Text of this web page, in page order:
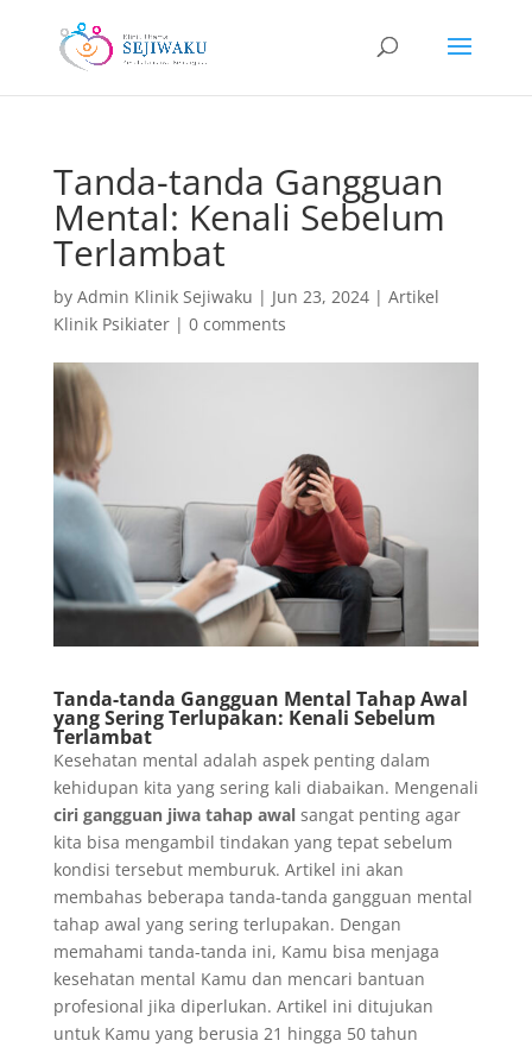
Tanda-tanda Gangguan
Mental: Kenali Sebelum
Terlambat
by Admin Klinik Sejiwaku | Jun 23, 2024| Artikel
Klinik Psikiater| 0 comments
Tanda-tanda Gangguan Mental Tahap Awal
yang Sering Terlupakan: Kenali Sebelum
Terlambat
Kesehatan mental adalah aspek penting dalam
kehidupan kita yang sering kali diabaikan. Mengenali
ciri gangguan jiwa tahap awalsangat penting agar
kita bisa mengambil tindakan yang tepat sebelum
kondisi tersebut memburuk. Artikel ini akan
membahas beberapa tanda-tanda gangguan mental
tahap awal yang sering terlupakan. Dengan
memahami tanda-tanda ini, Kamu bisa menjaga
kesehatan mental Kamu dan mencari bantuan
profesional jika diperlukan. Artikel ini ditujukan
untuk Kamu yang berusia 21 hingga 50 tahun